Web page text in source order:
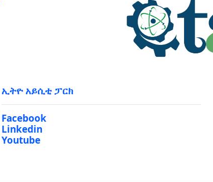
ኢትዮ አይሲቲ ፓርክ
Facebook
Linkedin
Youtube